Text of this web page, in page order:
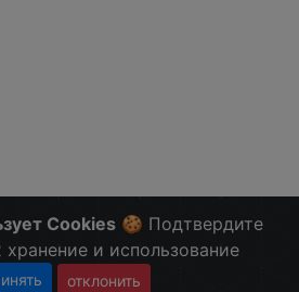
Cookies 🍪 Подтвердите
хранение и использование
отклонить